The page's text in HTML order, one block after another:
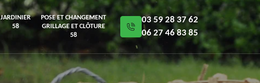
JARDINIER
58
POSE ET CHANGEMENT
GRILLAGE ET CLÔTURE
58
03 59 28 37 62
06 27 46 83 85